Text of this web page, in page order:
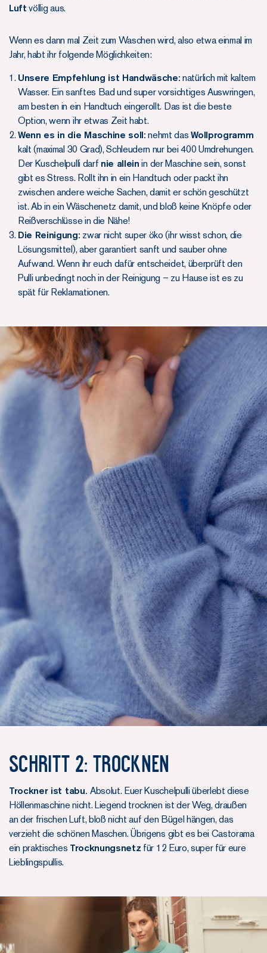
Luft völlig aus.
Wenn es dann mal Zeit zum Waschen wird, also etwa einmal im
Jahr, habt ihr folgende Möglichkeiten:
Unsere Empfehlung ist Handwäsche: natürlich mit kaltem
Wasser. Ein sanftes Bad und super vorsichtiges Auswringen,
am besten in ein Handtuch eingerollt. Das ist die beste
Option, wenn ihr etwas Zeit habt.
Wenn es in die Maschine soll: nehmt dasWollprogramm
kalt (maximal 30 Grad), Schleudern nur bei 400 Umdrehungen.
Der Kuschelpulli darf nie allein in der Maschine sein, sonst
gibt es Stress. Rollt ihn in ein Handtuch oder packt ihn
zwischen andere weiche Sachen, damit er schön geschützt
ist. Ab in ein Wäschenetz damit, und bloß keine Knöpfe oder
Reißverschlüsse in die Nähe!
Die Reinigung: zwar nicht super öko (ihr wisst schon, die
Lösungsmittel), aber garantiert sanft und sauber ohne
Aufwand. Wenn ihr euch dafür entscheidet, überprüft den
Pulli unbedingt noch in der Reinigung – zu Hause ist es zu
spät für Reklamationen.
SCHRITT 2: TROCKNEN
Trockner ist tabu. Absolut. Euer Kuschelpulli überlebt diese
Höllenmaschine nicht. Liegend trocknen ist der Weg, draußen
an der frischen Luft, bloß nicht auf den Bügel hängen, das
verzieht die schönen Maschen. Übrigens gibt es bei Castorama
ein praktisches Trocknungsnetz für 12 Euro, super für eure
Lieblingspullis.